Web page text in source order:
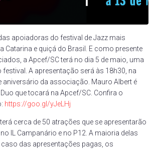
apoiadoras do festival de Jazz mais
Catarina e quiçá do Brasil. E como presente
a Apcef/SC terá no dia 5 de maio, uma
A apresentação será às 18h30, na
aniversário da associação. Mauro Albert é
que tocará na Apcef/SC. Confira o
https://goo.gl/yJeLHj
cerca de 50 atrações que se apresentarão
IL Campanário e no P12. A maioria delas
caso das apresentações pagas, os